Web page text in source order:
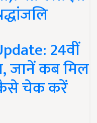
24वीं
जानें कब मिल
चेक करें